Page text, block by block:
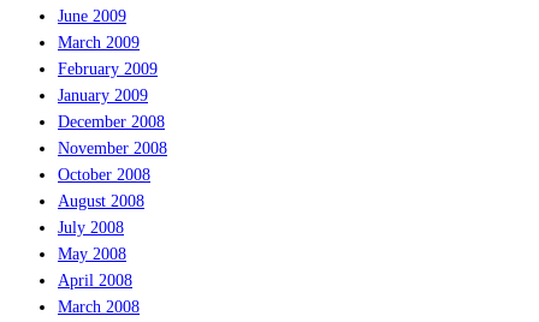
June 2009
March 2009
February 2009
January 2009
December 2008
November 2008
October 2008
August 2008
July 2008
May 2008
April 2008
March 2008